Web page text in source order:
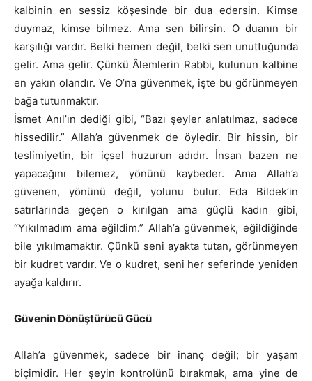
kalbinin en sessiz köşesinde bir dua edersin. Kimse
duymaz, kimse bilmez. Ama sen bilirsin. O duanın bir
karşılığı vardır. Belki hemen değil, belki sen unuttuğunda
gelir. Ama gelir. Çünkü Âlemlerin Rabbi, kulunun kalbine
en yakın olandır. Ve O’na güvenmek, işte bu görünmeyen
bağa tutunmaktır.
İsmet Anıl’ın dediği gibi, “Bazı şeyler anlatılmaz, sadece
hissedilir.” Allah’a güvenmek de öyledir. Bir hissin, bir
teslimiyetin, bir içsel huzurun adıdır. İnsan bazen ne
yapacağını bilemez, yönünü kaybeder. Ama Allah’a
güvenen, yönünü değil, yolunu bulur. Eda Bildek’in
satırlarında geçen o kırılgan ama güçlü kadın gibi,
“Yıkılmadım ama eğildim.” Allah’a güvenmek, eğildiğinde
bile yıkılmamaktır. Çünkü seni ayakta tutan, görünmeyen
bir kudret vardır. Ve o kudret, seni her seferinde yeniden
ayağa kaldırır.
Güvenin Dönüştürücü Gücü
Allah’a güvenmek, sadece bir inanç değil; bir yaşam
biçimidir. Her şeyin kontrolünü bırakmak, ama yine de